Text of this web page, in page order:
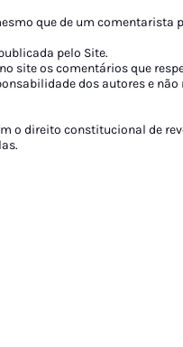
que de um
pelo Site.
site os comentários que
dos autores e
o direito constitucional de